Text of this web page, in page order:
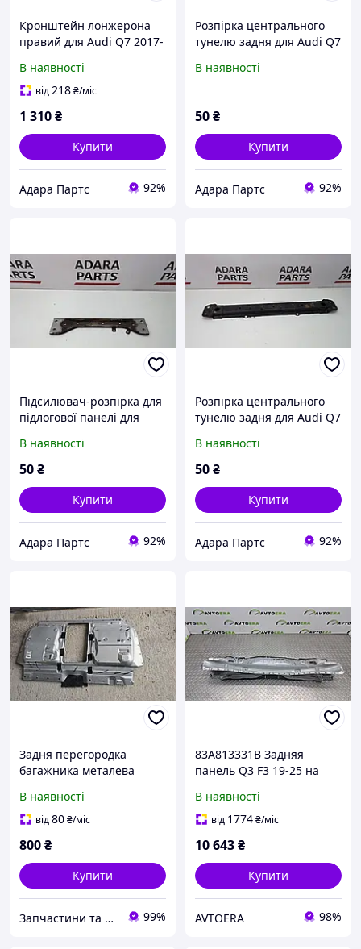
Кронштейн лонжерона
правий для Audi Q7 2017-
В наявності
від218₴/міс
1 310₴
Купити
Адара Партс 92%
Розпірка центрального
тунелю задня для Audi Q7
(4M0801387C)
В наявності
50₴
Купити
Адара Партс 92%
Підсилювач-розпірка для
підлогової панелі для
(5Q0804421B)
В наявності
50₴
Купити
Адара Партс 92%
Розпірка центрального
тунелю задня для Audi Q7
(4M0801387F)
В наявності
50₴
Купити
Адара Партс 92%
Задня перегородка
багажника металева
A8 D4 2.0 TSI 2010-2017
В наявності
від80₴/міс
800₴
Купити
Запчастини та обладнання 99%
83A813331B Задняя
панель Q3 F3 19-25 на
В наявності
від 1774₴/міс
10 643₴
Купити
AVTOERA 98%